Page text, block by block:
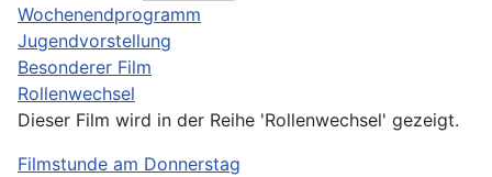
Wochenendprogramm
Jugendvorstellung
Besonderer Film
Rollenwechsel
Dieser Film wird in der Reihe 'Rollenwechsel' gezeigt.
Filmstunde am Donnerstag